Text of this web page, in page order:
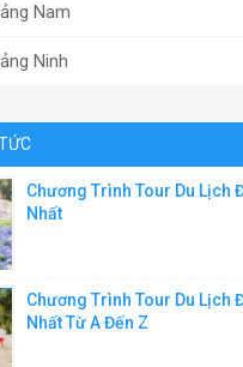
Nam
Ninh
Chương Trình Tour Du Lịch
Nhất
Chương Trình Tour Du Lịch
Nhất Từ A Đến Z